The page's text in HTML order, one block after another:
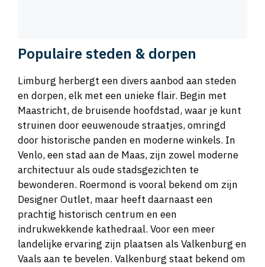
Populaire steden & dorpen
Limburg herbergt een divers aanbod aan steden
en dorpen, elk met een unieke flair. Begin met
Maastricht, de bruisende hoofdstad, waar je kunt
struinen door eeuwenoude straatjes, omringd
door historische panden en moderne winkels. In
Venlo, een stad aan de Maas, zijn zowel moderne
architectuur als oude stadsgezichten te
bewonderen. Roermond is vooral bekend om zijn
Designer Outlet, maar heeft daarnaast een
prachtig historisch centrum en een
indrukwekkende kathedraal. Voor een meer